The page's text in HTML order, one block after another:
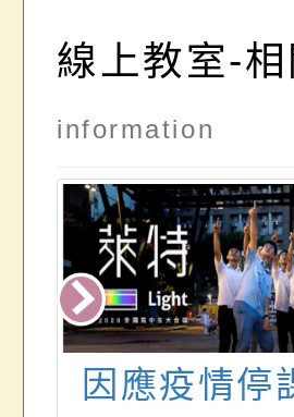
線上教室-
information
因應疫情停